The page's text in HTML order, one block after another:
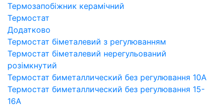
Термозапобіжник керамічний
Термостат
Додатково
Термостат біметалевий з регулюванням
Термостат біметалевий нерегульований
розімкнутий
Термостат биметаллический без регулювання 10A
Термостат биметаллический без регулювання 15-
16A